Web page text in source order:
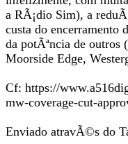
a RÃ¡dio Sim), a
custa do encerramento
da potÃªncia de
Moorside Edge,
Cf: https://
mw-coverage-cut-
Enviado atravÃ©s do